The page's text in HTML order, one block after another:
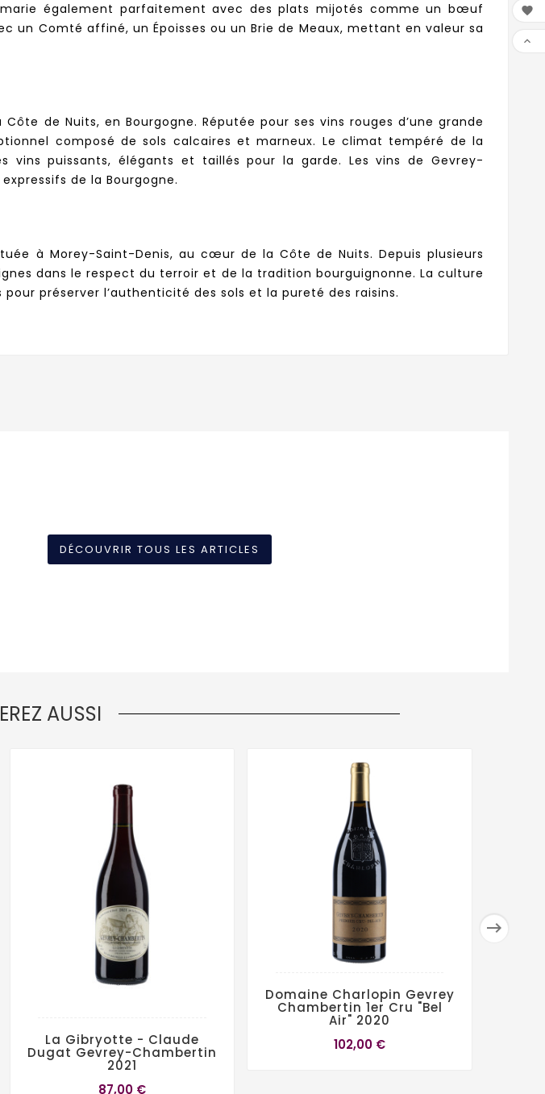
également parfaitement avec des plats mijotés comme un bœuf
un Comté affiné, un Époisses ou un Brie de Meaux, mettant en valeur sa
de Nuits, en Bourgogne. Réputée pour ses vins rouges d’une grande
composé de sols calcaires et marneux. Le climat tempéré de la
puissants, élégants et taillés pour la garde. Les vins de Gevrey-
de la Bourgogne.
à Morey-Saint-Denis, au cœur de la Côte de Nuits. Depuis plusieurs
dans le respect du terroir et de la tradition bourguignonne. La culture
préserver l’authenticité des sols et la pureté des raisins.
DÉCOUVRIR TOUS LES ARTICLES
AUSSI

La Gibryotte - Claude
Dugat Gevrey-Chambertin
2021
87,00 €
Domaine Charlopin Gevrey
Chambertin 1er Cru "Bel
Air" 2020
102,00 €

